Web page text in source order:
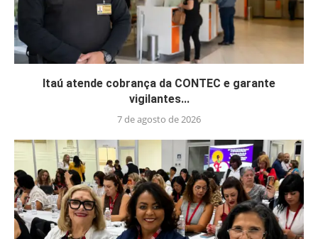
Itaú atende cobrança da CONTEC e garante
vigilantes...
7 de agosto de 2026